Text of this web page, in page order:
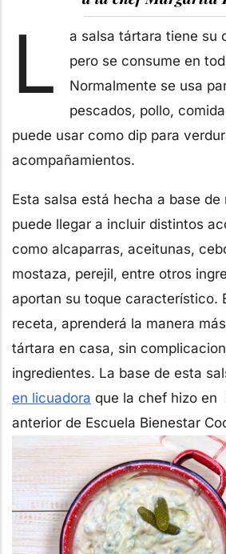
L
a salsa tártara tiene su
pero se consume en
Normalmente se usa
pescados, pollo,
puede usar como dip para
acompañamientos.
Esta salsa está hecha a base de
puede llegar a incluir distintos
como alcaparras, aceitunas,
mostaza, perejil, entre otros
aportan su toque característico.
receta, aprenderá la manera
tártara en casa, sin
ingredientes. La base de esta
en licuadora que la chef hizo en
anterior de Escuela Bienestar